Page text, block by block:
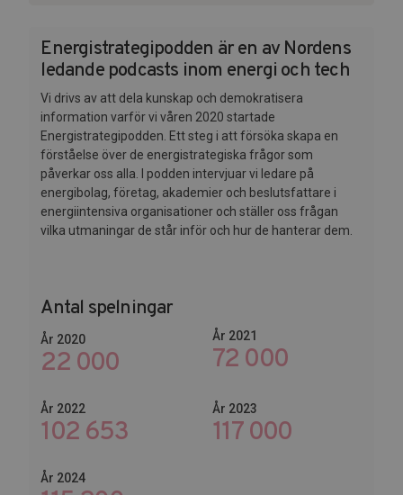
Energistrategipodden är en av Nordens
ledande podcasts inom energi och tech
Vi drivs av att dela kunskap och demokratisera
information varför vi våren 2020 startade
Energistrategipodden. Ett steg i att försöka skapa en
förståelse över de energistrategiska frågor som
påverkar oss alla. I podden intervjuar vi ledare på
energibolag, företag, akademier och beslutsfattare i
energiintensiva organisationer och ställer oss frågan
vilka utmaningar de står inför och hur de hanterar dem.
Antal spelningar
År 2020
22 000
År 2021
72 000
År 2022
102 653
År 2023
142 200
År 2024